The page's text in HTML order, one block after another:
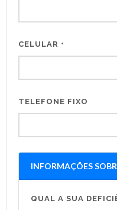
CELULAR *
TELEFONE FIXO
INFORMAÇÕES
QUAL A SUA